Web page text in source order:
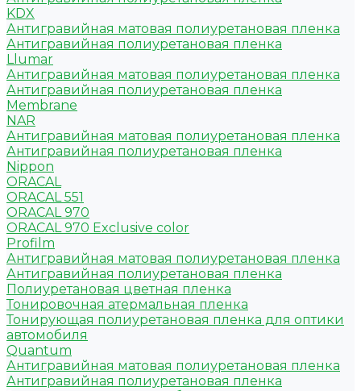
KDX
Антигравийная матовая полиуретановая пленка
Антигравийная полиуретановая пленка
Llumar
Антигравийная матовая полиуретановая пленка
Антигравийная полиуретановая пленка
Membrane
NAR
Антигравийная матовая полиуретановая пленка
Антигравийная полиуретановая пленка
Nippon
ORACAL
ORACAL 551
ORACAL 970
ORACAL 970 Exclusive color
Profilm
Антигравийная матовая полиуретановая пленка
Антигравийная полиуретановая пленка
Полиуретановая цветная пленка
Тонировочная атермальная пленка
Тонирующая полиуретановая пленка для оптики
автомобиля
Quantum
Антигравийная матовая полиуретановая пленка
Антигравийная полиуретановая пленка